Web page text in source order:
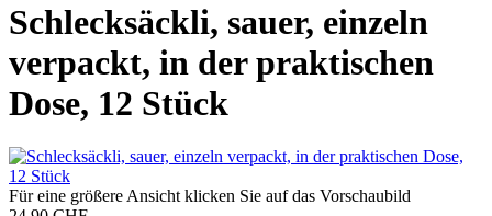
Schlecksäckli, sauer, einzeln
verpackt, in der praktischen
Dose, 12 Stück
Für eine größere Ansicht klicken Sie auf das Vorschaubild